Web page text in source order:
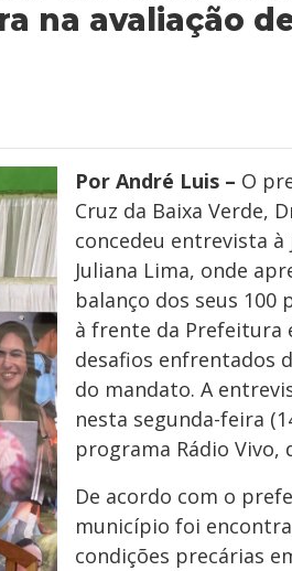
na avaliação
Por André Luis – O
Cruz da Baixa Verde,
concedeu entrevista
Juliana Lima, onde
balanço dos seus 100
à frente da Prefeitura
desafios enfrentados
do mandato. A
nesta segunda-feira
programa Rádio Vivo,
De acordo com o
município foi
condições precárias